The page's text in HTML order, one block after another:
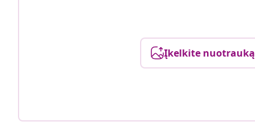
Įkelkite nuotrauką